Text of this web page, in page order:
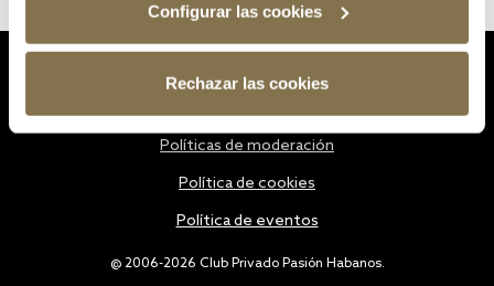
Configurar las cookies
Rechazar las cookies
@ 2006-2026 Club Privado Pasión Habanos.
Políticas de moderación
Política de cookies
Política de eventos